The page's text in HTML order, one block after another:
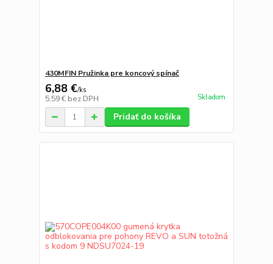
430MFIN Pružinka pre koncový spínač
6,88 €/ks
5,59 € bez DPH Skladom
Pridať do košíka